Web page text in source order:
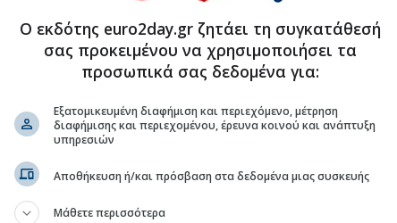
Ο εκδότης euro2day.gr ζητάει τη συγκατάθεσή
σας προκειμένου να χρησιμοποιήσει τα
προσωπικά σας δεδομένα για:
Εξατομικευμένη διαφήμιση και περιεχόμενο, μέτρηση
διαφήμισης και περιεχομένου, έρευνα κοινού και ανάπτυξη
υπηρεσιών
Αποθήκευση ή/και πρόσβαση στα δεδομένα μιας συσκευής
Μάθετε περισσότερα